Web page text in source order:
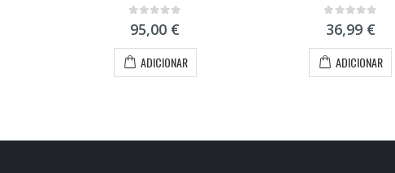
0out of 5
95,00 €
ADICIONAR
0out of 5
36,99 €
ADICIONAR